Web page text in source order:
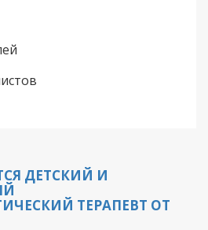
ДЕТСКИЙ И
ТЕРАПЕВТ ОТ